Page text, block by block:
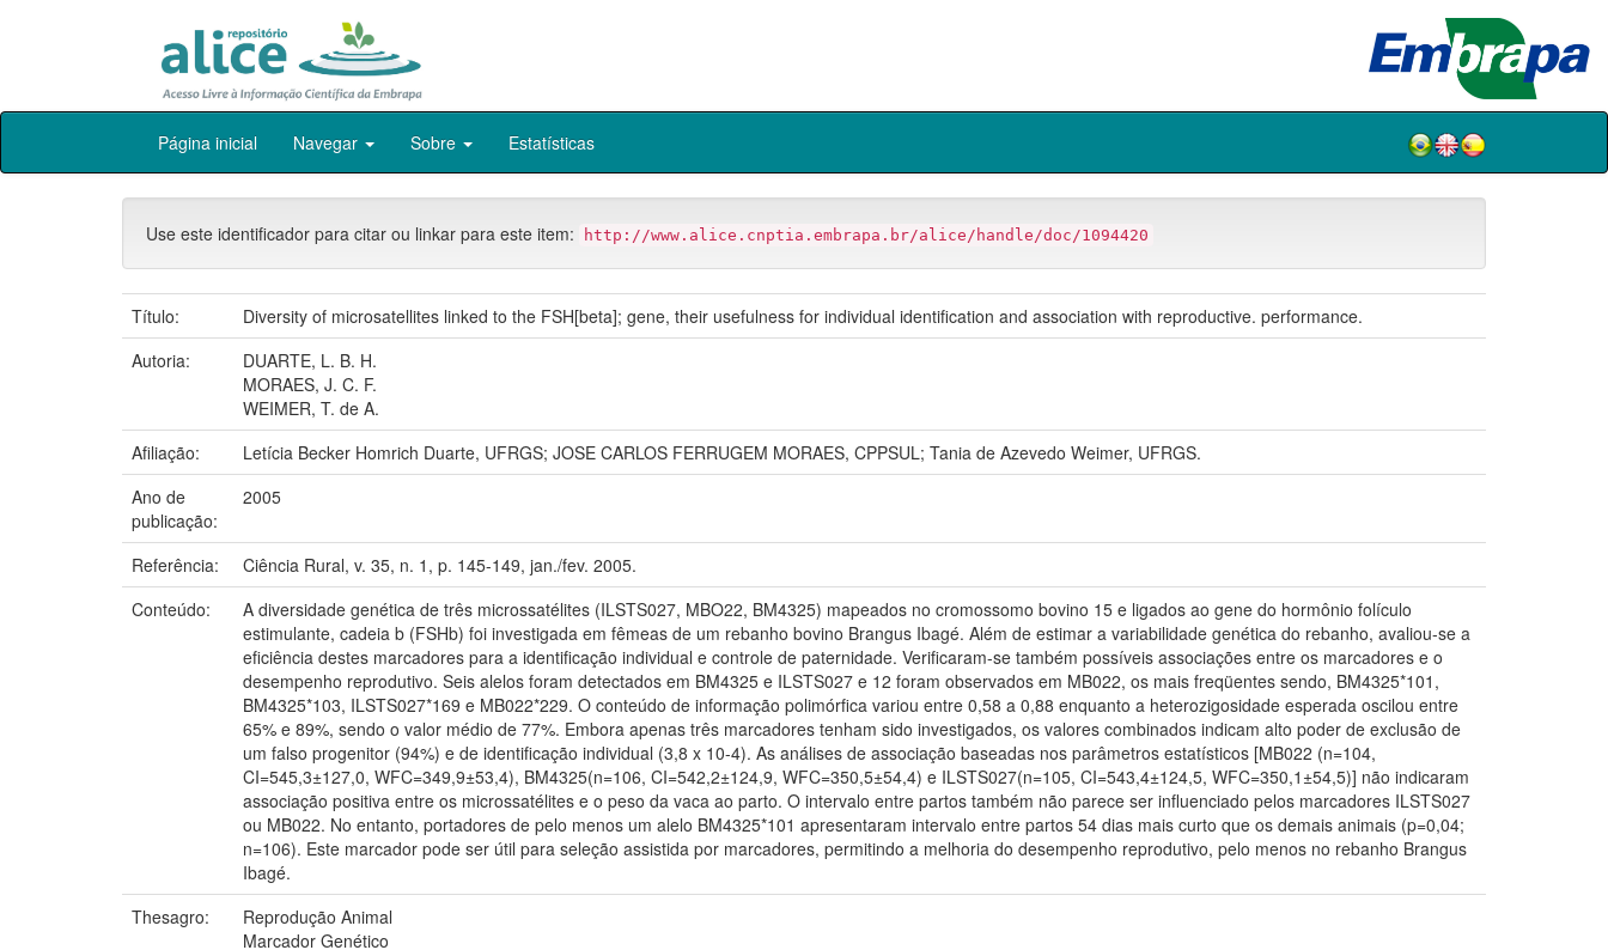
Skip
Página inicial Navegar Sobre Estatísticas
Use este identificador para citar ou linkar para este item: http://www.alice.cnptia.embrapa.br/alice/handle/doc/1094420
Título:
Diversity of microsatellites linked to the FSH[beta]; gene, their usefulness for individual identification and association with reproductive. performance.
Autoria:
DUARTE, L. B. H.
MORAES, J. C. F.
WEIMER, T. de A.
Afiliação:
Letícia Becker Homrich Duarte, UFRGS; JOSE CARLOS FERRUGEM MORAES, CPPSUL; Tania de Azevedo Weimer, UFRGS.
Ano de
publicação:
2005
Referência:
Ciência Rural, v. 35, n. 1, p. 145-149, jan./fev. 2005.
Conteúdo:
A diversidade genética de três microssatélites (ILSTS027, MBO22, BM4325) mapeados no cromossomo bovino 15 e ligados ao gene do hormônio folículo
estimulante, cadeia b (FSHb) foi investigada em fêmeas de um rebanho bovino Brangus Ibagé. Além de estimar a variabilidade genética do rebanho, avaliou-se a
eficiência destes marcadores para a identificação individual e controle de paternidade. Verificaram-se também possíveis associações entre os marcadores e o
desempenho reprodutivo. Seis alelos foram detectados em BM4325 e ILSTS027 e 12 foram observados em MB022, os mais freqüentes sendo, BM4325*101,
BM4325*103, ILSTS027*169 e MB022*229. O conteúdo de informação polimórfica variou entre 0,58 a 0,88 enquanto a heterozigosidade esperada oscilou entre
65% e 89%, sendo o valor médio de 77%. Embora apenas três marcadores tenham sido investigados, os valores combinados indicam alto poder de exclusão de
um falso progenitor (94%) e de identificação individual (3,8 x 10-4). As análises de associação baseadas nos parâmetros estatísticos [MB022 (n=104,
CI=545,3±127,0, WFC=349,9±53,4), BM4325(n=106, CI=542,2±124,9, WFC=350,5±54,4) e ILSTS027(n=105, CI=543,4±124,5, WFC=350,1±54,5)] não indicaram
associação positiva entre os microssatélites e o peso da vaca ao parto. O intervalo entre partos também não parece ser influenciado pelos marcadores ILSTS027
ou MB022. No entanto, portadores de pelo menos um alelo BM4325*101 apresentaram intervalo entre partos 54 dias mais curto que os demais animais (p=0,04;
n=106). Este marcador pode ser útil para seleção assistida por marcadores, permitindo a melhoria do desempenho reprodutivo, pelo menos no rebanho Brangus
Ibagé.
Thesagro:
Reprodução Animal
Marcador Genético